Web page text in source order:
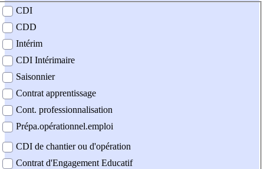
contrat
CDI
CDD
Intérim
CDI Intérimaire
Saisonnier
Contrat apprentissage
Cont. professionnalisation
Prépa.opérationnel.emploi
CDI de chantier ou d'opération
Contrat d'Engagement Educatif